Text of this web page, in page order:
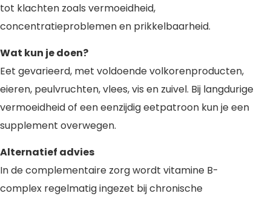
tot klachten zoals vermoeidheid,
concentratieproblemen en prikkelbaarheid.
Wat kun je doen?
Eet gevarieerd, met voldoende volkorenproducten,
eieren, peulvruchten, vlees, vis en zuivel. Bij langdurige
vermoeidheid of een eenzijdig eetpatroon kun je een
supplement overwegen.
Alternatief advies
In de complementaire zorg wordt vitamine B-
complex regelmatig ingezet bij chronische